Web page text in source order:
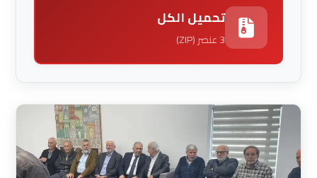
تحميل الكل
3 عنصر (ZIP)